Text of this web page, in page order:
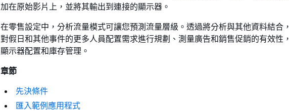
加在原始影片上，並將其輸出到連接的顯示器。
在零售設定中，分析流量模式可讓您預測流量層級。透過將分析與其他資料結合
對假日和其他事件的更多人員配置需求進行規劃、測量廣告和銷售促銷的有效性
顯示器配置和庫存管理。
章節
先決條件
匯入範例應用程式